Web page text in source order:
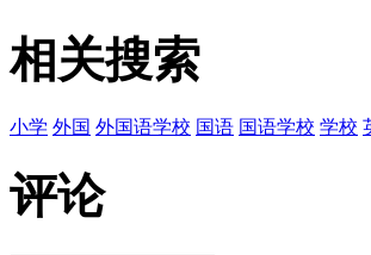
相关搜索
小学 外国 外国语学校 国语 国语学校 学校
评论